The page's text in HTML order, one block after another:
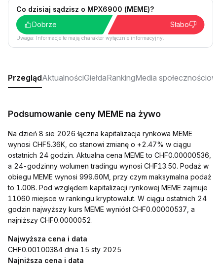
Co dzisiaj sądzisz o MPX6900 (MEME)?
Dobrze
Słabo
Uwaga: Informacje te mają charakter wyłącznie informacyjny.
PrzeglądAktualnościGiełdaRankingMedia
Podsumowanie ceny MEME na żywo
Na dzień 8 sie 2026 łączna kapitalizacja rynkowa MEME
wynosi CHF5.36K, co stanowi zmianę o +2.47% w ciągu
ostatnich 24 godzin. Aktualna cena MEME to CHF0.00000536,
a 24-godzinny wolumen tradingu wynosi CHF13.50. Podaż w
obiegu MEME wynosi 999.60M, przy czym maksymalna podaż
to 1.00B. Pod względem kapitalizacji rynkowej MEME zajmuje
11060 miejsce w rankingu kryptowalut. W ciągu ostatnich 24
godzin najwyższy kurs MEME wyniósł CHF0.00000537, a
najniższy CHF0.0000052.
Najwyższa cena i data
CHF0.00100384 dnia 15 sty 2025
Najniższa cena i data